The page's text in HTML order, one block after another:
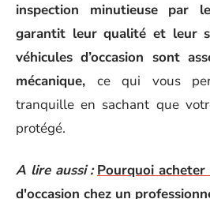
inspection minutieuse par
garantit leur qualité et leur
véhicules d’occasion sont
mécanique, ce qui vous
tranquille en sachant que
protégé.
A lire aussi : Pourquoi
d'occasion chez un